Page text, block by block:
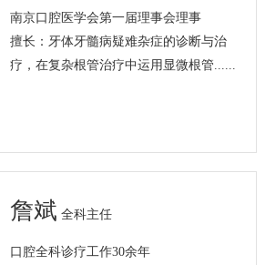
南京口腔医学会第一届理事会理事
擅长：牙体牙髓病疑难杂症的诊断与治
疗，在复杂根管治疗中运用显微根管......
詹斌 全科主任
口腔全科诊疗工作30余年